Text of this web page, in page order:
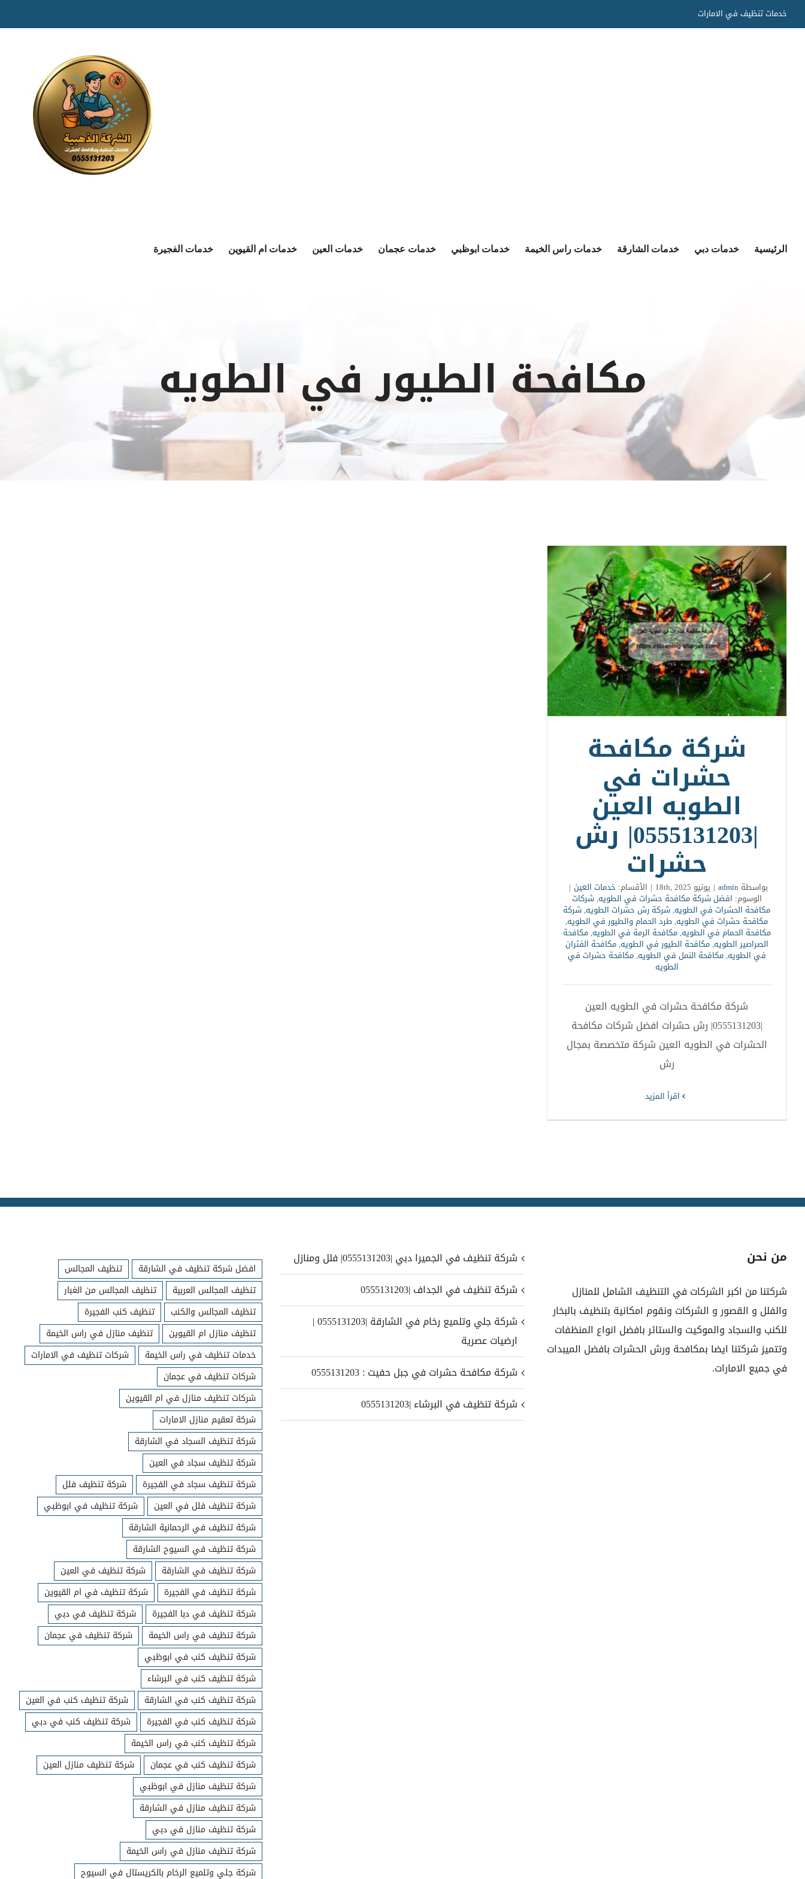
to
خدمات تنظيف في الامارات
الرئيسية خدمات دبي خدمات الشارقة خدمات راس الخيمة خدمات ابوظبي خدمات عجمان خدمات العين خدمات ام القيوين خدمات الفجيرة
مكافحة الطيور في الطويه
شركة مكافحة
حشرات في
الطويه العين
|0555131203| رش
حشرات
بواسطةadmin
| يونيو 18th, 2025 | الأقسام: خدمات العين |
الوسوم: افضل شركة مكافحة حشرات في الطويه,شركات
مكافحة الحشرات في الطويه,شركة رش حشرات الطويه,شركة
مكافحة حشرات في الطويه,طرد الحمام والطيور في الطويه,
مكافحة الحمام في الطويه,مكافحة الرمة في الطويه,مكافحة
الصراصير الطويه,مكافحة الطيور في الطويه,مكافحة الفئران
في الطويه,مكافحة النمل في الطويه,مكافحة حشرات في
الطويه
شركة مكافحة حشرات في الطويه العين
|0555131203| رش حشرات افضل شركات مكافحة
الحشرات في الطويه العين شركة متخصصة بمجال
رش
‫اقرأ المزيد
من نحن
شركتنا من اكبر الشركات في التنظيف الشامل للمنازل
والفلل و القصور و الشركات ونقوم امكانية بتنظيف بالبخار
للكنب والسجاد والموكيت والستائر بافضل انواع المنظفات
وتتميز شركتنا ايضا بمكافحة ورش الحشرات بافضل الميبدات
في جميع الامارات.
شركة تنظيف في الجميرا دبي |0555131203| فلل ومنازل
شركة تنظيف في الجداف |0555131203
شركة جلي وتلميع رخام في الشارقة |0555131203 |
ارضيات عصرية
شركة مكافحة حشرات في جبل حفيت : 0555131203
شركة تنظيف في البرشاء |0555131203
افضل شركة تنظيف في الشارقة
تنظيف المجالس
تنظيف المجالس العربية
تنظيف المجالس من الغبار
تنظيف المجالس والكنب
تنظيف كنب الفجيرة
تنظيف منازل ام القيوين
تنظيف منازل في راس الخيمة
خدمات تنظيف في راس الخيمة
شركات تنظيف في الامارات
شركات تنظيف في عجمان
شركات تنظيف منازل في ام القيوين
شركة تعقيم منازل الامارات
شركة تنظيف السجاد في الشارقة
شركة تنظيف سجاد في العين
شركة تنظيف سجاد في الفجيرة
شركة تنظيف فلل
شركة تنظيف فلل في العين
شركة تنظيف في ابوظبي
شركة تنظيف في الرحمانية الشارقة
شركة تنظيف في السيوح الشارقة
شركة تنظيف في الشارقة
شركة تنظيف في العين
شركة تنظيف في الفجيرة
شركة تنظيف في ام القيوين
شركة تنظيف في دبا الفجيرة
شركة تنظيف في دبي
شركة تنظيف في راس الخيمة
شركة تنظيف في عجمان
شركة تنظيف كنب في ابوظبي
شركة تنظيف كنب في البرشاء
شركة تنظيف كنب في الشارقة
شركة تنظيف كنب في العين
شركة تنظيف كنب في الفجيرة
شركة تنظيف كنب في دبي
شركة تنظيف كنب في راس الخيمة
شركة تنظيف كنب في عجمان
شركة تنظيف منازل العين
شركة تنظيف منازل في ابوظبي
شركة تنظيف منازل في الشارقة
شركة تنظيف منازل في دبي
شركة تنظيف منازل في راس الخيمة
شركة جلي وتلميع الرخام بالكريستال في السيوح